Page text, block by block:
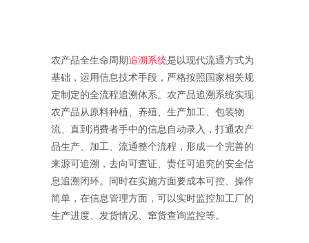
农产品全生命周期追溯系统是以现代流通方式为
基础，运用信息技术手段，严格按照国家相关规
定制定的全流程追溯体系。农产品追溯系统实现
农产品从原料种植、养殖、生产加工、包装物
流、直到消费者手中的信息自动录入，打通农产
品生产、加工、流通整个流程，形成一个完善的
来源可追溯，去向可查证、责任可追究的安全信
息追溯闭环。同时在实施方面要成本可控、操作
简单，在信息管理方面，可以实时监控加工厂的
生产进度、发货情况、窜货查询监控等。